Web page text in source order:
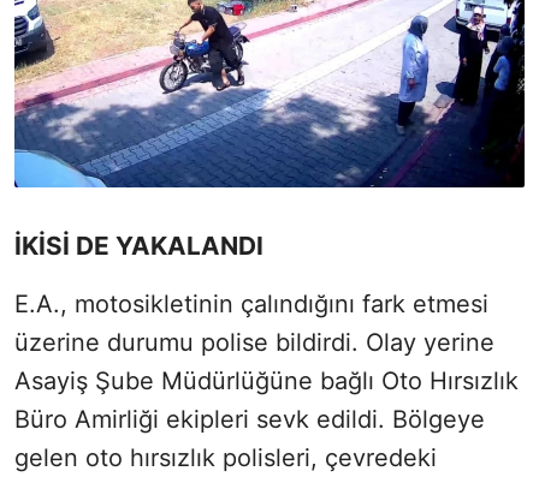
İKİSİ DE YAKALANDI
E.A., motosikletinin çalındığını fark etmesi
üzerine durumu polise bildirdi. Olay yerine
Asayiş Şube Müdürlüğüne bağlı Oto Hırsızlık
Büro Amirliği ekipleri sevk edildi. Bölgeye
gelen oto hırsızlık polisleri, çevredeki